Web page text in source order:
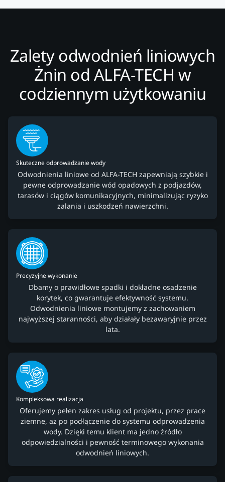
Zalety odwodnień liniowych
Żnin od ALFA-TECH w
codziennym użytkowaniu
Skuteczne odprowadzanie wody
Odwodnienia liniowe od ALFA-TECH zapewniają szybkie i
pewne odprowadzanie wód opadowych z podjazdów,
tarasów i ciągów komunikacyjnych, minimalizując ryzyko
zalania i uszkodzeń nawierzchni.
Precyzyjne wykonanie
Dbamy o prawidłowe spadki i dokładne osadzenie
korytek, co gwarantuje efektywność systemu.
Odwodnienia liniowe montujemy z zachowaniem
najwyższej staranności, aby działały bezawaryjnie przez
lata.
Kompleksowa realizacja
Oferujemy pełen zakres usług od projektu, przez prace
ziemne, aż po podłączenie do systemu odprowadzenia
wody. Dzięki temu klient ma jedno źródło
odpowiedzialności i pewność terminowego wykonania
odwodnień liniowych.